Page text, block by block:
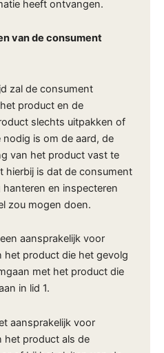
heeft ontvangen.
van de consument
zal de consument
product en de
slechts uitpakken of
is om de aard, de
van het product vast te
hierbij is dat de consument
en inspecteren
zou mogen doen.
aansprakelijk voor
het product die het gevolg
met het product die
in lid 1.
aansprakelijk voor
het product als de